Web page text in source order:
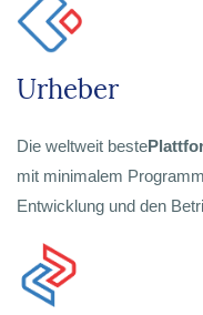
Urheber
Die weltweit beste
mit minimalem
Entwicklung und den